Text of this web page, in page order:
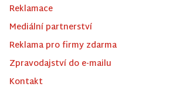
Reklamace
Mediální partnerství
Reklama pro firmy zdarma
Zpravodajství do e-mailu
Kontakt